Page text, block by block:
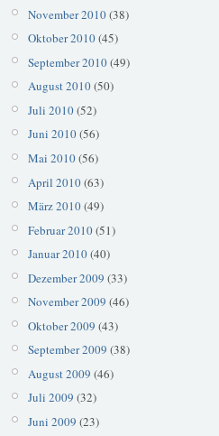
November 2010(38)
Oktober 2010(45)
September 2010(49)
August 2010(50)
Juli 2010(52)
Juni 2010(56)
Mai 2010(56)
April 2010(63)
März 2010(49)
Februar 2010(51)
Januar 2010(40)
Dezember 2009 (33)
November 2009 (46)
Oktober 2009 (43)
September 2009 (38)
August 2009 (46)
Juli 2009 (32)
Juni 2009 (23)